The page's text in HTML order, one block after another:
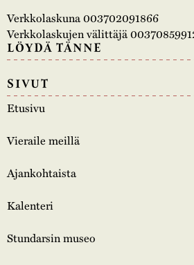
Verkkolaskuna 003702091866
Verkkolaskujen välittäjä
LÖYDÄ TÄNNE
SIVUT
Etusivu
Vieraile meillä
Ajankohtaista
Kalenteri
Stundarsin museo